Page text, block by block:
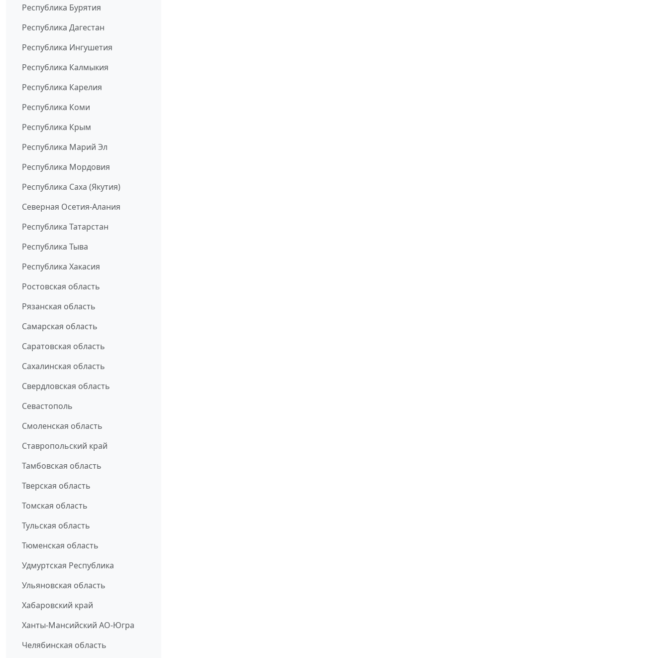
Республика Бурятия
Республика Дагестан
Республика Ингушетия
Республика Калмыкия
Республика Карелия
Республика Коми
Республика Крым
Республика Марий Эл
Республика Мордовия
Республика Саха (Якутия)
Северная Осетия-Алания
Республика Татарстан
Республика Тыва
Республика Хакасия
Ростовская область
Рязанская область
Самарская область
Саратовская область
Сахалинская область
Свердловская область
Севастополь
Смоленская область
Ставропольский край
Тамбовская область
Тверская область
Томская область
Тульская область
Тюменская область
Удмуртская Республика
Ульяновская область
Хабаровский край
Ханты-Мансийский АО-Югра
Челябинская область